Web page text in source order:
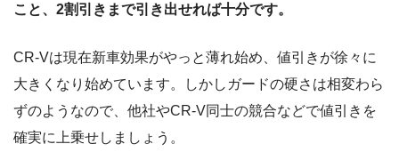
こと、2割引きまで引き出せれば十分です。
CR-Vは現在新車効果がやっと薄れ始め、値引きが徐々に
大きくなり始めています。しかしガードの硬さは相変わら
ずのようなので、他社やCR-V同士の競合などで値引きを
確実に上乗せしましょう。